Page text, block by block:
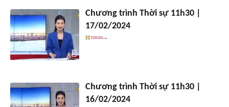
Chương trình Thời sự 11h30 |
17/02/2024
Chương trình Thời sự 11h30 |
16/02/2024